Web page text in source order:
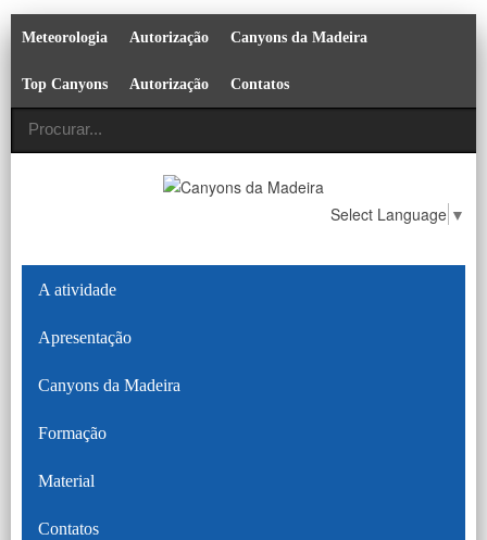
Meteorologia Autorização Canyons da Madeira
Top Canyons Autorização Contatos
Select Language ▼
A atividade
Apresentação
Canyons da Madeira
Formação
Material
Contatos